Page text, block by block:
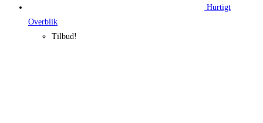
Hurtigt
Overblik
Tilbud!